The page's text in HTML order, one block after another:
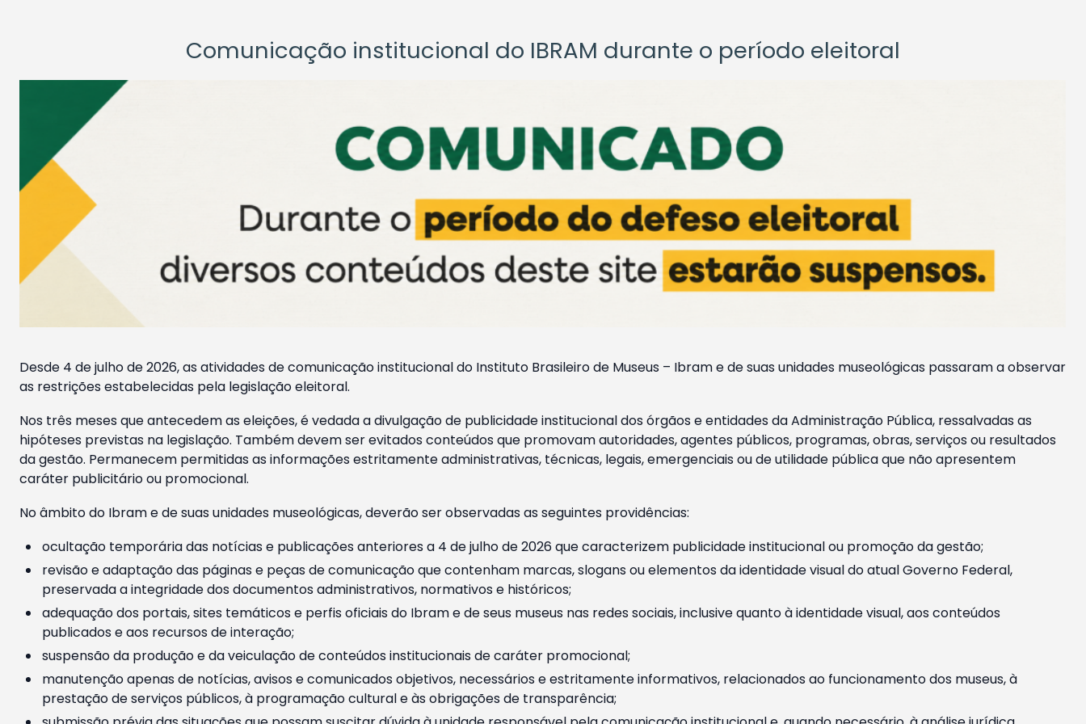
Comunicação institucional do IBRAM durante o período eleitoral
Desde 4 de julho de 2026, as atividades de comunicação institucional do Instituto Brasileiro de Museus – Ibram e de suas unidades museológicas passaram a observar
as restrições estabelecidas pela legislação eleitoral.
Nos três meses que antecedem as eleições, é vedada a divulgação de publicidade institucional dos órgãos e entidades da Administração Pública, ressalvadas as
hipóteses previstas na legislação. Também devem ser evitados conteúdos que promovam autoridades, agentes públicos, programas, obras, serviços ou resultados
da gestão. Permanecem permitidas as informações estritamente administrativas, técnicas, legais, emergenciais ou de utilidade pública que não apresentem
caráter publicitário ou promocional.
No âmbito do Ibram e de suas unidades museológicas, deverão ser observadas as seguintes providências:
ocultação temporária das notícias e publicações anteriores a 4 de julho de 2026 que caracterizem publicidade institucional ou promoção da gestão;
revisão e adaptação das páginas e peças de comunicação que contenham marcas, slogans ou elementos da identidade visual do atual Governo Federal,
preservada a integridade dos documentos administrativos, normativos e históricos;
adequação dos portais, sites temáticos e perfis oficiais do Ibram e de seus museus nas redes sociais, inclusive quanto à identidade visual, aos conteúdos
publicados e aos recursos de interação;
suspensão da produção e da veiculação de conteúdos institucionais de caráter promocional;
manutenção apenas de notícias, avisos e comunicados objetivos, necessários e estritamente informativos, relacionados ao funcionamento dos museus, à
prestação de serviços públicos, à programação cultural e às obrigações de transparência;